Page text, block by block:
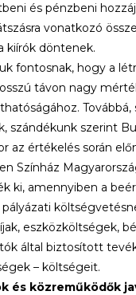
és pénzbeni
vonatkozó
kiírók döntenek.
fontosnak, hogy a
távon nagy
szándékunk szerint
az értékelés során
Színház
ki, amennyiben a
eszközköltségek,
által biztosított
– költségeit.
és közreműködők